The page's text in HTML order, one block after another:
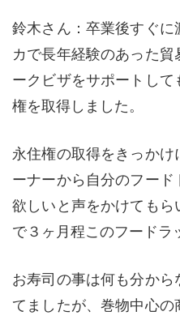
鈴木さん：卒業後すぐ
カで長年経験のあった
ークビザをサポートし
権を取得しました。
永住権の取得をきっか
ーナーから自分のフー
欲しいと声をかけてもら
で３ヶ月程このフードラ
お寿司の事は何も分か
てましたが、巻物中心